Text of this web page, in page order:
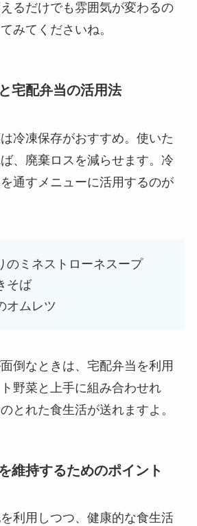
るだけでも雰囲気が変わるの
みてくださいね。
宅配弁当の活用法
冷凍保存がおすすめ。使いた
、廃棄ロスを減らせます。冷
通すメニューに活用するのが
のミネストローネスープ
そば
オムレツ
倒なときは、宅配弁当を利用
野菜と上手に組み合わせれ
とれた食生活が送れますよ。
維持するためのポイント
利用しつつ、健康的な食生活